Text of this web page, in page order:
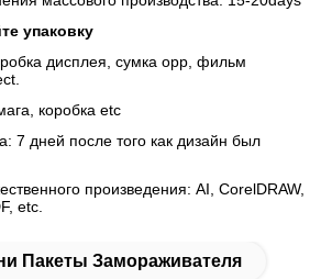
упаковку
дисплея, сумка opp, фильм
коробка etc
7 дней после того как дизайн был
произведения: AI, CorelDRAW,
etc.
Пакеты Замораживателя